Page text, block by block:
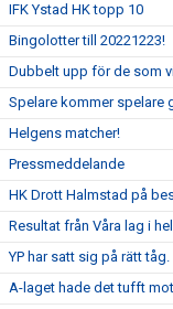
IFK Ystad HK topp 10
Bingolotter till 20221223!
Dubbelt upp för de som
Spelare kommer spelare
Helgens matcher!
Pressmeddelande
HK Drott Halmstad på
Resultat från Våra lag i
YP har satt sig på rätt tåg.
A-laget hade det tufft